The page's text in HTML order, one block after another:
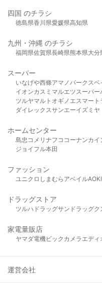
四国 のチラシ
徳島県香川県愛媛県高知県
九州・沖縄 のチラシ
福岡県佐賀県長崎県熊本県大分
スーパー
いなげや西條アマノパークスベ
イオンカスミ マルエツスーパー
ツルヤマルト オギノ エスマート
ダイレックスサンエーイズミヤ
ホームセンター
島忠 コメリ ナフコ コーナンカイ
ジョイフル本田
ファッション
ユニクロ しまむら アベイルAOKI
ドラッグストア
ツルハドラッグサンドラッグク
家電量販店
ヤマダ電機ビックカメラ エディ
運営会社